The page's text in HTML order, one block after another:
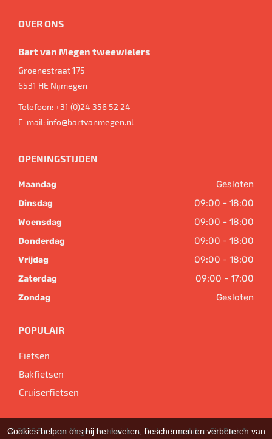
OVER ONS
Bart van Megen tweewielers
Groenestraat 175
6531 HE Nijmegen
Telefoon:+31 (0)24 356 52 24
E-mail: info@bartvanmegen.nl
OPENINGSTIJDEN
Maandag Gesloten
Dinsdag 09:00 - 18:00
Woensdag 09:00 - 18:00
Donderdag 09:00 - 18:00
Vrijdag 09:00 - 18:00
Zaterdag 09:00 - 17:00
Zondag Gesloten
POPULAIR
Fietsen
Bakfietsen
Cruiserfietsen
© 2026 Bart van Megen tweewielers. Ondersteund doorSitePack ®
Cookies helpen ons bij het leveren, beschermen en verbeteren van